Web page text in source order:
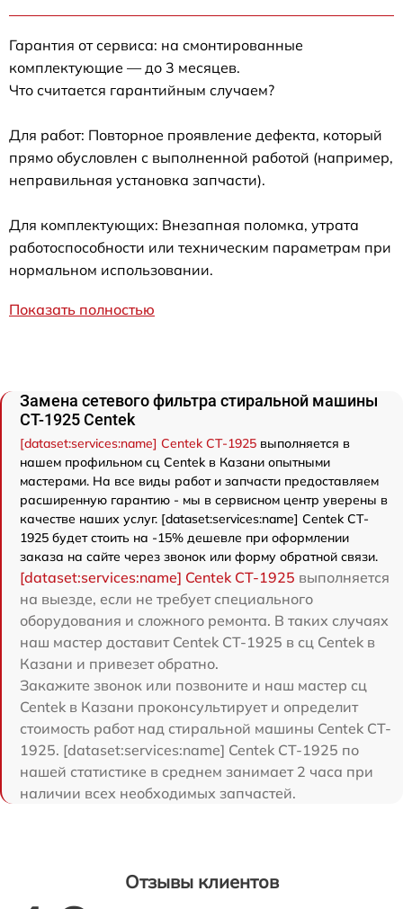
Гарантия от сервиса: на смонтированные
комплектующие — до 3 месяцев.
Что считается гарантийным случаем?
Для работ: Повторное проявление дефекта, который
прямо обусловлен с выполненной работой (например,
неправильная установка запчасти).
Для комплектующих: Внезапная поломка, утрата
работоспособности или техническим параметрам при
нормальном использовании.
Показать полностью
Замена сетевого фильтра стиральной машины
CT-1925 Centek
[dataset:services:name] Centek CT-1925 выполняется в
нашем профильном сц Centek в Казани опытными
мастерами. На все виды работ и запчасти предоставляем
расширенную гарантию - мы в сервисном центр уверены в
качестве наших услуг. [dataset:services:name] Centek CT-
1925 будет стоить на -15% дешевле при оформлении
заказа на сайте через звонок или форму обратной связи.
[dataset:services:name] Centek CT-1925 выполняется
на выезде, если не требует специального
оборудования и сложного ремонта. В таких случаях
наш мастер доставит Centek CT-1925 в сц Centek в
Казани и привезет обратно.
Закажите звонок или позвоните и наш мастер сц
Centek в Казани проконсультирует и определит
стоимость работ над стиральной машины Centek CT-
1925. [dataset:services:name] Centek CT-1925 по
нашей статистике в среднем занимает 2 часа при
наличии всех необходимых запчастей.
Отзывы клиентов